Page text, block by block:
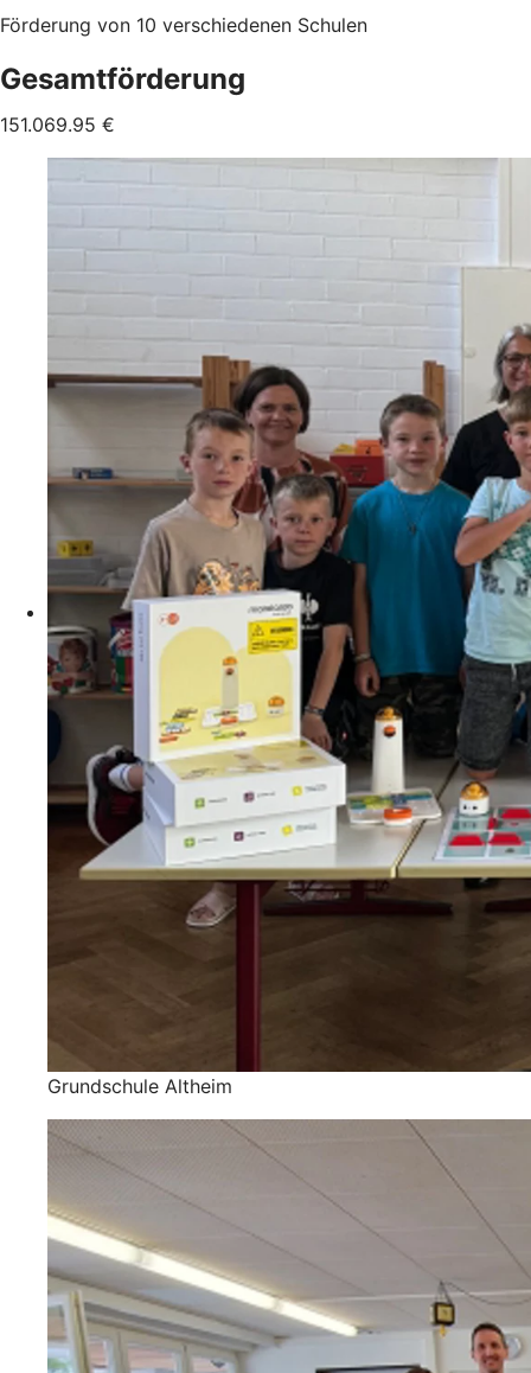
Förderung von 10 verschiedenen Schulen
Gesamtförderung
151.069.95 €
Grundschule Altheim